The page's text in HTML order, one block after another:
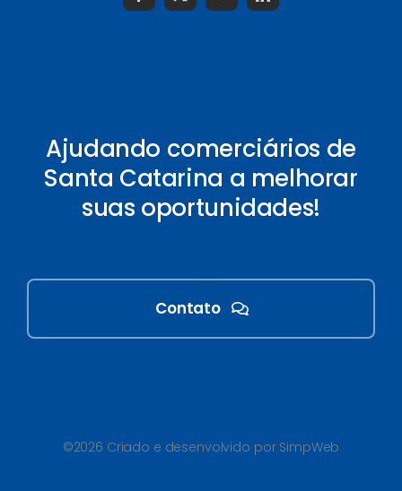
Ajudando comerciários de
Santa Catarina a melhorar
suas oportunidades!
Contato
©2026 Criado e desenvolvido por SimpWeb